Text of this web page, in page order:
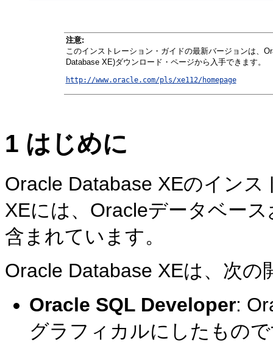
注意:
このインストレーション・ガイドの最新バージョンは、
Database XE)ダウンロード・ページから入手できます。
http://www.oracle.com/pls/xe112/homepage
1 はじめに
Oracle Database XEのイン
XEには、Oracleデータベー
含まれています。
Oracle Database XEは、次
Oracle SQL Developer:
グラフィカルにしたもの